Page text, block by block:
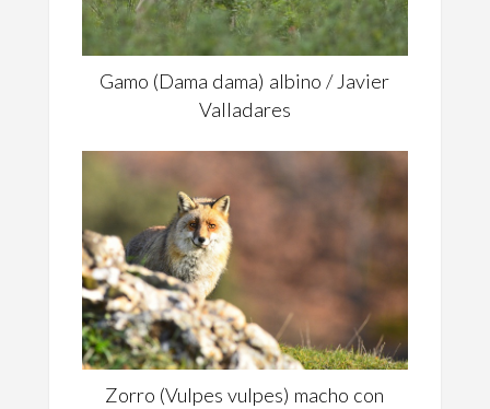
Gamo (Dama dama) albino / Javier
Valladares
Zorro (Vulpes vulpes) macho con